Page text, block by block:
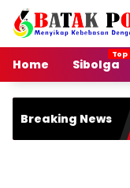
Langsung
konten
Home
Sibolga
Breaking News
Festival Tao
Ekonomi
Pariwisata